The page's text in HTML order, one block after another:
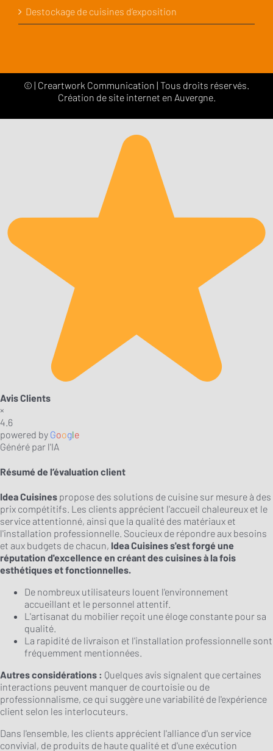
Destockage de cuisines d’exposition
© | Creartwork Communication | Tous droits réservés.
Création de site internet en Auvergne.
Avis Clients
×
4.6
powered by Google
Généré par l'IA
Résumé de l’évaluation client
Idea Cuisines propose des solutions de cuisine sur mesure à des
prix compétitifs. Les clients apprécient l'accueil chaleureux et le
service attentionné, ainsi que la qualité des matériaux et
l'installation professionnelle. Soucieux de répondre aux besoins
et aux budgets de chacun, Idea Cuisines s'est forgé une
réputation d'excellence en créant des cuisines à la fois
esthétiques et fonctionnelles.
De nombreux utilisateurs louent l'environnement
accueillant et le personnel attentif.
L'artisanat du mobilier reçoit une éloge constante pour sa
qualité.
La rapidité de livraison et l'installation professionnelle sont
fréquemment mentionnées.
Autres considérations : Quelques avis signalent que certaines
interactions peuvent manquer de courtoisie ou de
professionnalisme, ce qui suggère une variabilité de l'expérience
client selon les interlocuteurs.
Dans l'ensemble, les clients apprécient l'alliance d'un service
convivial, de produits de haute qualité et d'une exécution